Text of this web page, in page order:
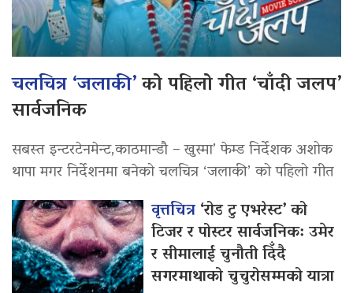
चलचित्र ‘जलाकी’को पहिलो गीत ‘चाँदी जलप’
सार्वजनिक
सबस्त इन्टरटेनमेन्ट,काठमान्डौ – खुस्मा’ फेम्ड निर्देशक अशोक
थापा मगर निर्देशनमा बनेको चलचित्र ‘जलाकी’ को पहिलो गीत
वृत्तचित्र‘रोड टु एभरेस्ट’ को
टिजर र पोस्टर सार्वजनिक: उमेर
र सीमालाई चुनौती दिँदै
सगरमाथाको चुचुरोसम्मको यात्रा